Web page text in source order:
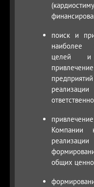
поиск и
наиболее
целей и
Компании
общих